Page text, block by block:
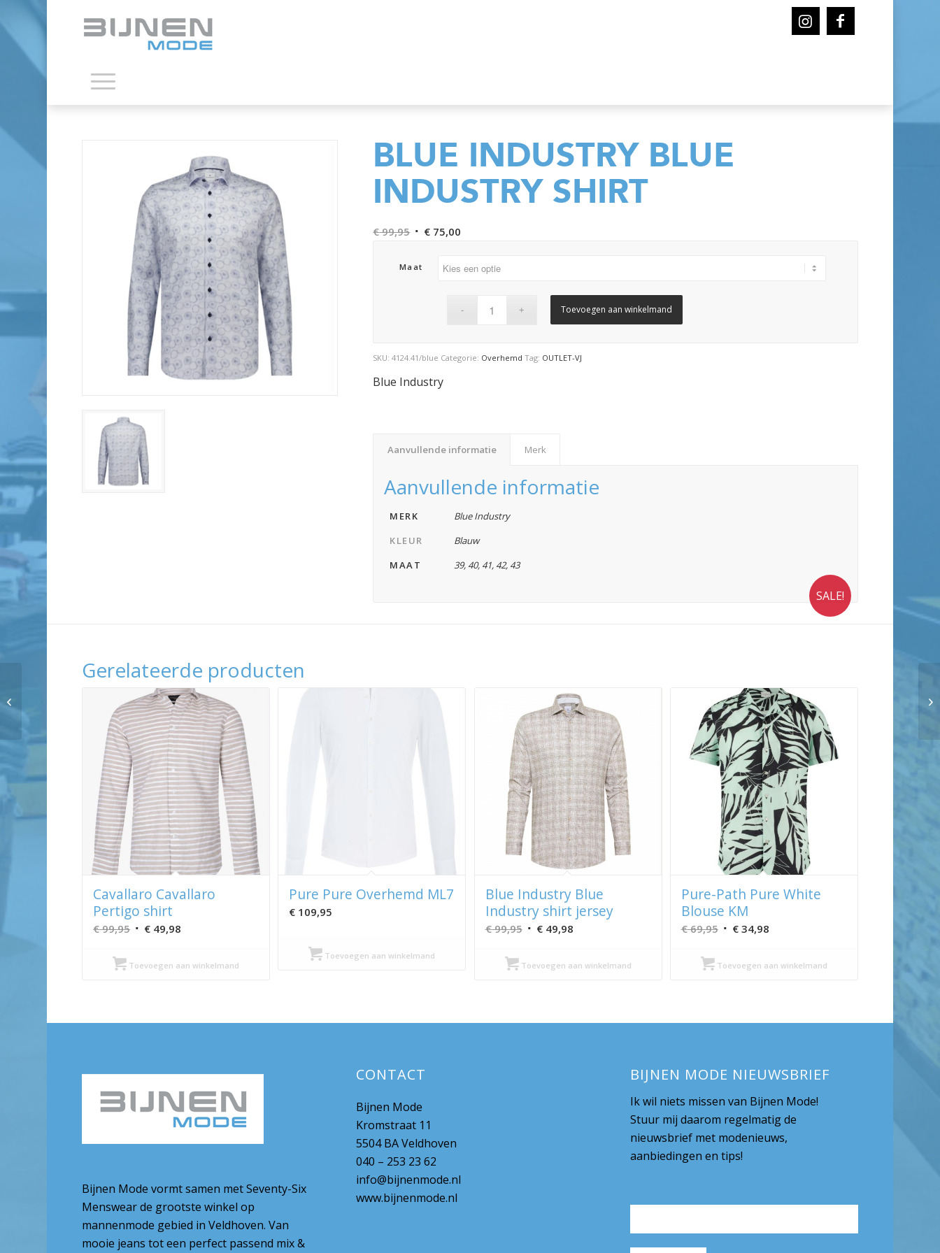
SALE!
BLUE INDUSTRY BLUE
INDUSTRY SHIRT
€99,95 Oorspronkelijke
was:
€ 75,00
is:
Maat
Toevoegen aan winkelmand
SKU:4124.41/blue Categorie: Overhemd Tag: OUTLET-VJ
Blue Industry
Aanvullende informatie Merk
Aanvullende informatie
MERK
Blue Industry
KLEUR
Blauw
MAAT
39, 40, 41, 42, 43
Gerelateerde producten
Cavallaro Cavallaro
Pertigo shirt
€99,95 Oorspronkelijke
was:
€ 49,98
is:
Toevoegen aan winkelmand
Pure Pure Overhemd ML7
€ 109,95
Toevoegen aan winkelmand
Blue Industry Blue
Industry shirt jersey
€99,95 Oorspronkelijke
was:
€49,98Huidige
is:
Toevoegen aan winkelmand
Pure-Path Pure White
Blouse KM
€69,95 Oorspronkelijke
was:
€34,98Huidige
is:
Toevoegen aan winkelmand
Bijnen Mode vormt samen met Seventy-Six
Menswear de grootste winkel op
mannenmode gebied in Veldhoven. Van
mooie jeans tot een perfect passend mix &
CONTACT
Bijnen Mode
Kromstraat 11
5504 BA Veldhoven
040 – 253 23 62
info@bijnenmode.nl
www.bijnenmode.nl
BIJNEN MODE NIEUWSBRIEF
Ik wil niets missen van Bijnen Mode!
Stuur mij daarom regelmatig de
nieuwsbrief met modenieuws,
aanbiedingen en tips!